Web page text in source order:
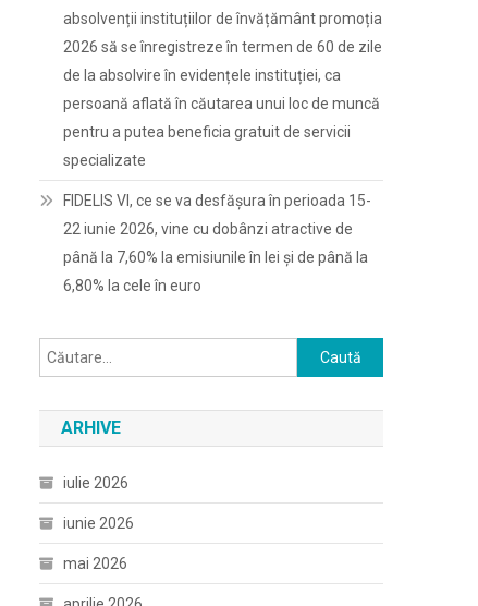
absolvenții instituțiilor de învățământ promoția
2026 să se înregistreze în termen de 60 de zile
de la absolvire în evidențele instituției, ca
persoană aflată în căutarea unui loc de muncă
pentru a putea beneficia gratuit de servicii
specializate
FIDELIS VI, ce se va desfășura în perioada 15-
22 iunie 2026, vine cu dobânzi atractive de
până la 7,60% la emisiunile în lei și de până la
6,80% la cele în euro
Caută
după:
ARHIVE
iulie 2026
iunie 2026
mai 2026